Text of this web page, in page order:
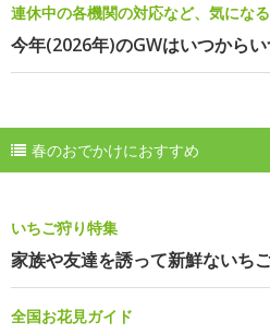
連休中の各機関の対応など、気にな
今年(2026年)のGWはいつからい
春のおでかけにおすすめ
いちご狩り特集
家族や友達を誘って新鮮ないち
全国お花見ガイド